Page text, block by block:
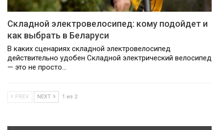
Складной электровелосипед: кому подойдет и
как выбрать в Беларуси
В каких сценариях складной электровелосипед
действительно удобен Складной электрический велосипед
— это не просто…
PREV NEXT 1 из 2